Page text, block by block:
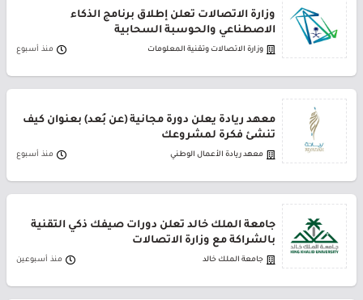
وزارة الاتصالات تعلن إطلاق برنامج الذكاء
الاصطناعي والحوسبة السحابية
وزارة الاتصالات وتقنية المعلومات منذ أسبوع
معهد ريادة يعلن دورة مجانية (عن بُعد) بعنوان كيف
تنشئ فكرة لمشروعك
معهد ريادة الأعمال الوطني منذ أسبوع
جامعة الملك خالد تعلن دورات صيفك ذكي التقنية
بالشراكة مع وزارة الاتصالات
جامعة الملك خالد منذ أسبوعين